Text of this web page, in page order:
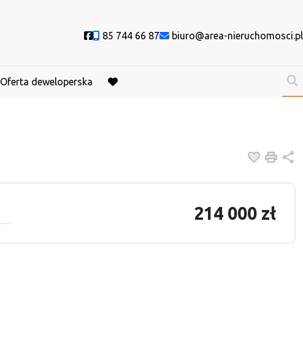
Social link
85 744 66 87 biuro@area-nieruchomosci.pl
Oferta deweloperska
favorite
Dodaj
214 000 zł